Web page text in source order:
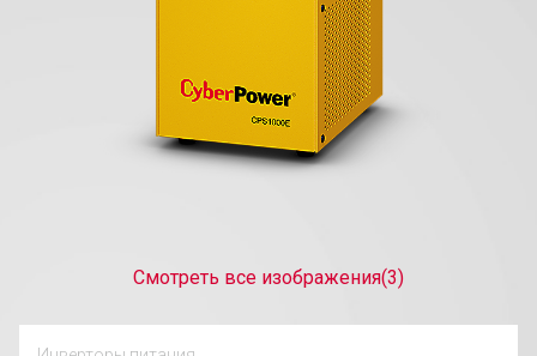
Смотреть все изображения(3)